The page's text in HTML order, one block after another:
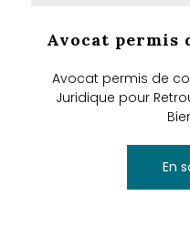
Avocat permis
Avocat permis de
Juridique pour
En